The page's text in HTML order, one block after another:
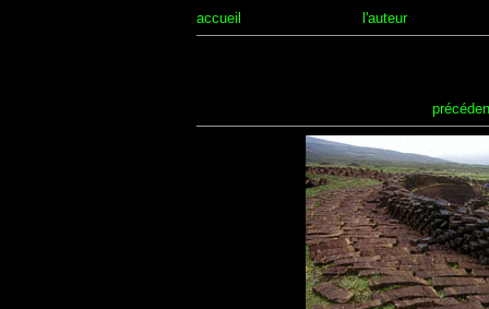
accueil l'auteur